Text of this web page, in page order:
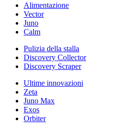
Alimentazione
Vector
Juno
Calm
Pulizia della stalla
Discovery Collector
Discovery Scraper
Ultime innovazioni
Zeta
Juno Max
Exos
Orbiter